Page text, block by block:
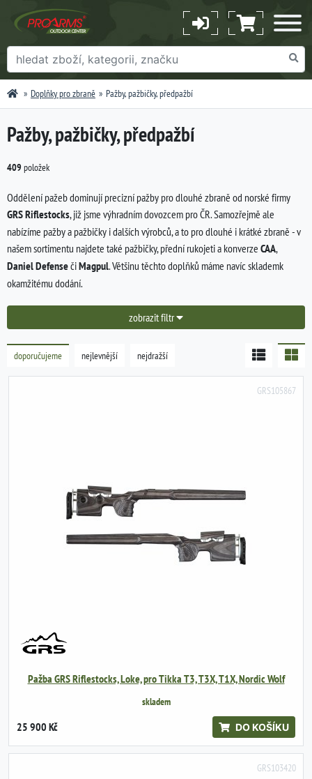
Doplňky pro zbraně Pažby, pažbičky, předpažbí
Pažby, pažbičky, předpažbí
409 položek
Oddělení pažeb dominují precizní pažby pro dlouhé zbraně od norské firmy
GRS Riflestocks, již jsme výhradním dovozcem pro ČR. Samozřejmě ale
nabízíme pažby a pažbičky i dalších výrobců, a to pro dlouhé i krátké zbraně - v
našem sortimentu najdete také pažbičky, přední rukojeti a konverze CAA,
Daniel DefensečiMagpul. Většinu těchto doplňků máme navíc sklademk
okamžitému dodání.
doporučujeme nejlevnější nejdražší
GRS105867
Pažba GRS Riflestocks, Loke, pro Tikka T3, T3X, T1X, Nordic Wolf
skladem
25 900 Kč DO KOŠÍKU
GRS103420
zobrazit filtr